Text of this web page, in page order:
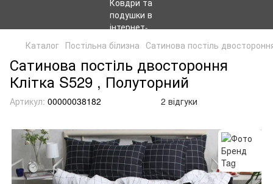
Каталог Постільна білизна Сатинова постіль
Сатинова постіль двостороння
Клітка S529 , Полуторний
Артикул: 00000038182 2 відгуки